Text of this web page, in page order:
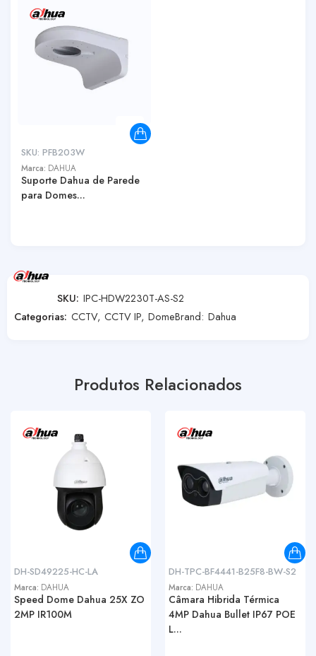
SKU: PFB203W
Marca: DAHUA
Suporte Dahua de Parede
para Domes...
SKU: IPC-HDW2230T-AS-S2
Categorias: CCTV, CCTV IP, DomeBrand: Dahua
Produtos Relacionados
DH-SD49225-HC-LA
Marca: DAHUA
Speed Dome Dahua 25X ZO
2MP IR100M
DH-TPC-BF4441-B25F8-BW-S2
Marca: DAHUA
Câmara Hibrida Térmica
4MP Dahua Bullet IP67 POE
L...